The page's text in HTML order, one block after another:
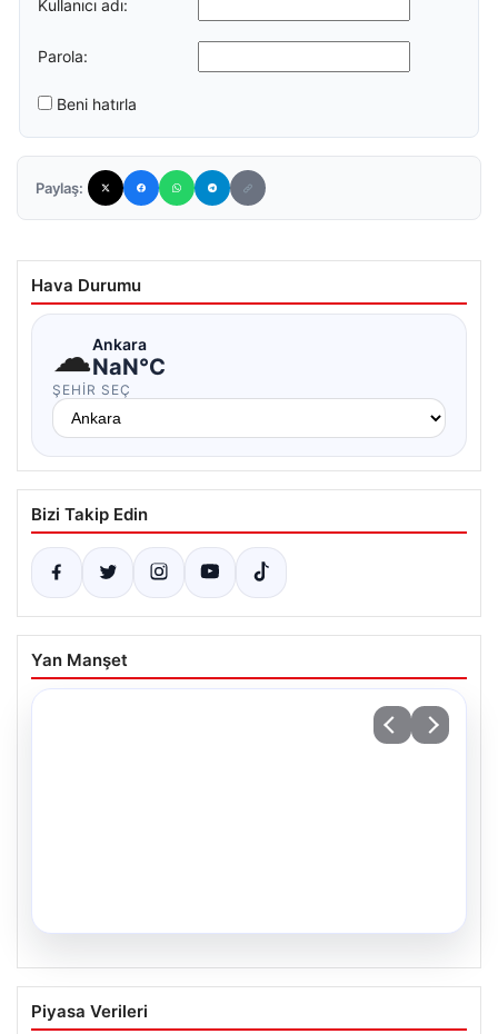
Kullanıcı adı:
Parola:
Beni hatırla
Paylaş:
Hava Durumu
☁Ankara
NaN°C
ŞEHIR SEÇ
Bizi Takip Edin
Yan Manşet
04.08.2026
CANLI | Hapoel Beer Sheva – Kızıl Yıldız
Canlı Maç Anlatımı
Piyasa Verileri